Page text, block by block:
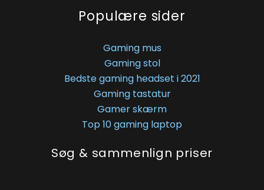
Populære sider
Gaming mus
Gaming stol
Bedste gaming headset i 2021
Gaming tastatur
Gamer skærm
Top 10 gaming laptop
Søg & sammenlign priser